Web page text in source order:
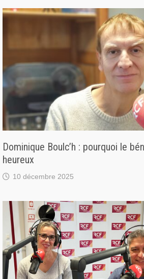
Dominique Boulc’h : pourquoi le
heureux
10 décembre 2025